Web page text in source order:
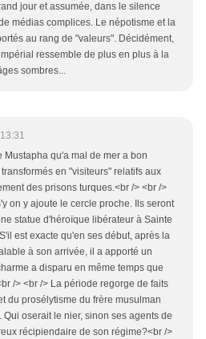
jour et assumée, dans le silence
médias complices. Le népotisme et la
au rang de "valeurs". Décidément,
ressemble de plus en plus à la
sombres...
Mustapha qu'a mal de mer a bon
en "visiteurs" relatifs aux
des prisons turques.<br /> <br />
on y ajoute le cercle proche. Ils seront
statue d'héroïque libérateur à Sainte
est exacte qu'en ses début, après la
à son arrivée, il a apporté un
a disparu en même temps que
/> <br /> La période regorge de faits
du prosélytisme du frère musulman
Qui oserait le nier, sinon ses agents de
récipiendaire de son régime?<br />